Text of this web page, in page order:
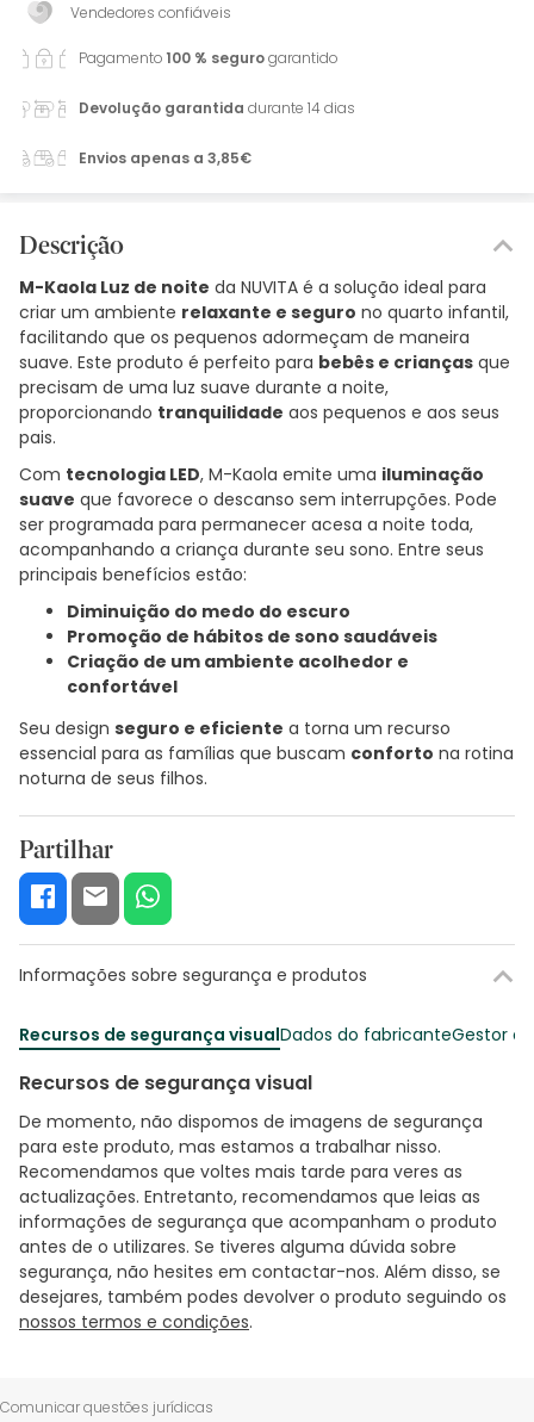
Vendedores confiáveis
Pagamento100 % segurogarantido
Devolução garantida durante 14 dias
Envios apenas a 3,85€
Descrição
M-Kaola Luz de noite da NUVITA é a solução ideal para
criar um ambiente relaxante e seguro no quarto infantil,
facilitando que os pequenos adormeçam de maneira
suave. Este produto é perfeito para bebês e crianças que
precisam de uma luz suave durante a noite,
proporcionando tranquilidade aos pequenos e aos seus
pais.
Com tecnologia LED, M-Kaola emite uma iluminação
suave que favorece o descanso sem interrupções. Pode
ser programada para permanecer acesa a noite toda,
acompanhando a criança durante seu sono. Entre seus
principais benefícios estão:
Diminuição do medo do escuro
Promoção de hábitos de sono saudáveis
Criação de um ambiente acolhedor e
confortável
Seu design seguro e eficiente a torna um recurso
essencial para as famílias que buscam conforto na rotina
noturna de seus filhos.
Partilhar
Informações sobre segurança e produtos
Recursos de segurança visualDados do fabricanteGestor
Recursos de segurança visual
De momento, não dispomos de imagens de segurança
para este produto, mas estamos a trabalhar nisso.
Recomendamos que voltes mais tarde para veres as
actualizações. Entretanto, recomendamos que leias as
informações de segurança que acompanham o produto
antes de o utilizares. Se tiveres alguma dúvida sobre
segurança, não hesites em contactar-nos. Além disso, se
desejares, também podes devolver o produto seguindo os
nossos termos e condições.
Comunicar questões jurídicas